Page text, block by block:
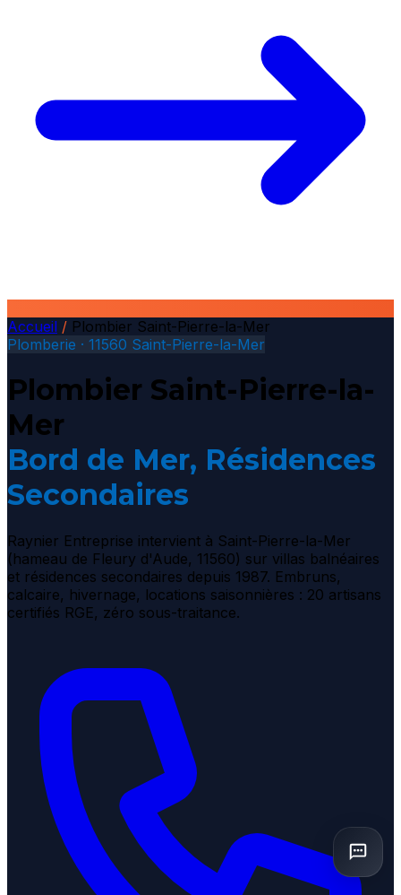
Accueil / Plombier Saint-Pierre-la-Mer
Plomberie · 11560 Saint-Pierre-la-Mer
Plombier Saint-Pierre-la-
Mer
Bord de Mer, Résidences
Secondaires
Raynier Entreprise intervient à Saint-Pierre-la-Mer
(hameau de Fleury d'Aude, 11560) sur villas balnéaires
et résidences secondaires depuis 1987. Embruns,
calcaire, hivernage, locations saisonnières : 20 artisans
certifiés RGE, zéro sous-traitance.